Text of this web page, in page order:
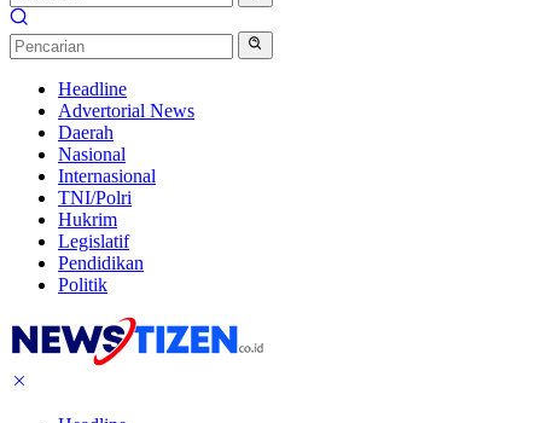
Headline
Advertorial News
Daerah
Nasional
Internasional
TNI/Polri
Hukrim
Legislatif
Pendidikan
Politik